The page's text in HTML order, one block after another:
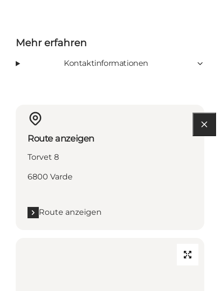
Mehr erfahren
Kontaktinformationen
Route anzeigen
Torvet 8
6800 Varde
Route anzeigen